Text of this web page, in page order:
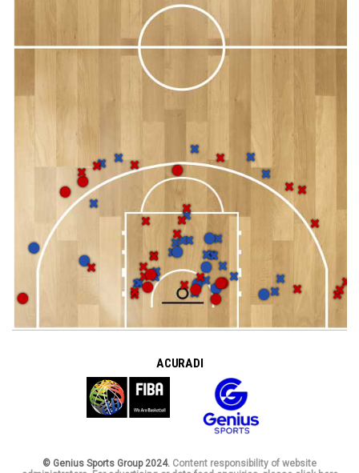
A CURA DI
© Genius Sports Group 2024. Content responsibility of website